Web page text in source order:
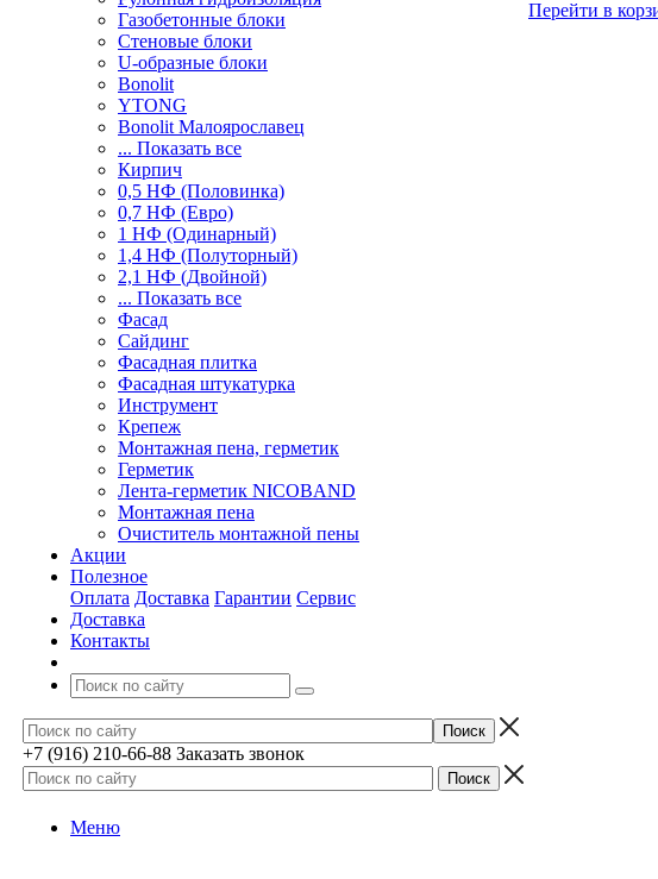
Газобетонные блоки
Стеновые блоки
U-образные блоки
Bonolit
YTONG
Bonolit Малоярославец
... Показать все
Кирпич
0,5 НФ (Половинка)
0,7 НФ (Евро)
1 НФ (Одинарный)
1,4 НФ (Полуторный)
2,1 НФ (Двойной)
... Показать все
Фасад
Сайдинг
Фасадная плитка
Фасадная штукатурка
Инструмент
Крепеж
Монтажная пена, герметик
Герметик
Лента-герметик NICOBAND
Монтажная пена
Очиститель монтажной пены
Акции
Полезное
Оплата Доставка Гарантии Сервис
Доставка
Контакты
+7 (916) 210-66-88 Заказать звонок
Перейти в
Меню